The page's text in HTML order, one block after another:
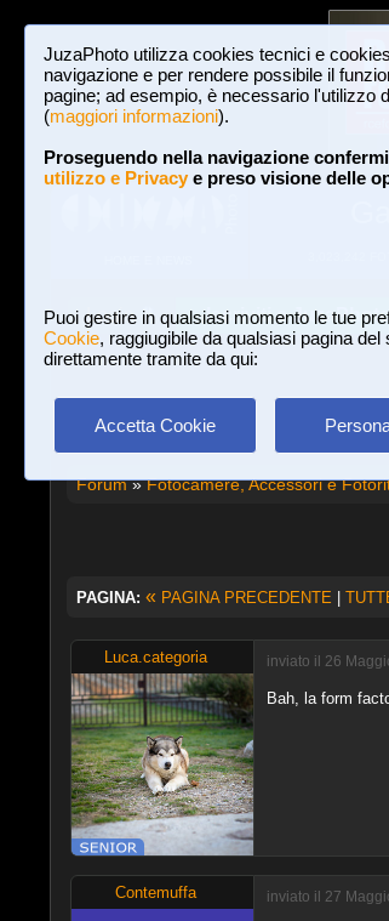
JuzaPhoto utilizza cookies tecnici e
navigazione e per rendere possibile il
pagine; ad esempio, è necessario l'utilizzo
(maggiori informazioni).
Proseguendo nella navigazione
utilizzo e Privacye preso visione delle
Puoi gestire in qualsiasi momento le tue
Cookie, raggiugibile da qualsiasi pagina
direttamente tramite da qui:
Accetta Cookie
Login Iscriviti a
Forum»Fotocamere, Accessori e
PAGINA: « PAGINA PRECEDENTE |
Luca.categoria inviato il 26
Bah, la form
Contemuffa inviato il 27